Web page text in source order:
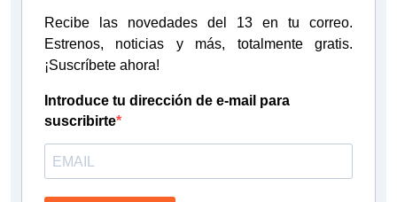
Recibe las novedades del 13 en tu correo.
Estrenos, noticias y más, totalmente gratis.
¡Suscríbete ahora!
Introduce tu dirección de e-mail para
suscribirte